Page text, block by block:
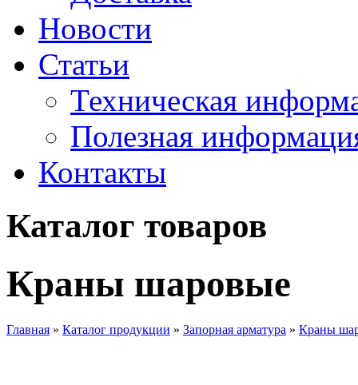
Новости
Статьи
Техническая
Полезная
Контакты
Каталог товаров
Краны шаровые
Главная » Каталог продукции » Запорная арматура » Краны